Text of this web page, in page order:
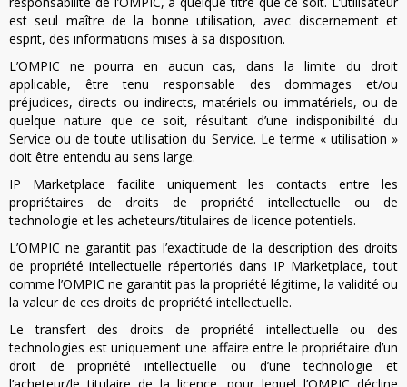
est seul maître de la bonne utilisation, avec discernement et
esprit, des informations mises à sa disposition.
L’OMPIC ne pourra en aucun cas, dans la limite du droit
applicable, être tenu responsable des dommages et/ou
préjudices, directs ou indirects, matériels ou immatériels, ou de
quelque nature que ce soit, résultant d’une indisponibilité du
Service ou de toute utilisation du Service. Le terme « utilisation »
doit être entendu au sens large.
IP Marketplace facilite uniquement les contacts entre les
propriétaires de droits de propriété intellectuelle ou de
technologie et les acheteurs/titulaires de licence potentiels.
L’OMPIC ne garantit pas l’exactitude de la description des droits
de propriété intellectuelle répertoriés dans IP Marketplace, tout
comme l’OMPIC ne garantit pas la propriété légitime, la validité ou
la valeur de ces droits de propriété intellectuelle.
Le transfert des droits de propriété intellectuelle ou des
technologies est uniquement une affaire entre le propriétaire d’un
droit de propriété intellectuelle ou d’une technologie et